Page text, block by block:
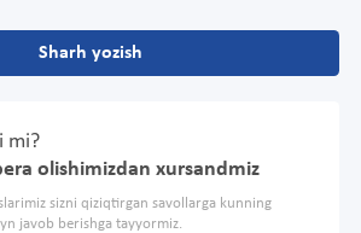
Sharh yozish
mi?
olishimizdan xursandmiz
sizni qiziqtirgan savollarga kunning
javob berishga tayyormiz.